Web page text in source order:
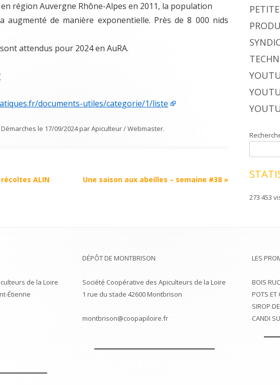
région Auvergne Rhône-Alpes en 2011, la population
augmenté de manière exponentielle. Près de 8 000 nids
attendus pour 2024 en AuRA.
documents-utiles/categorie/1/liste
le 17/09/2024parApiculteur / Webmaster.
ALIN
Une saison aux abeilles – semaine #38 »
273 453
de la Loire
Étienne
DÉPÔT DE MONTBRISON
Société Coopérative des Apiculteurs de la Loire
1 rue du stade 42600 Montbrison
montbrison@coopapiloire.fr
LES
BOIS
POTS ET
SIROP
CANDI